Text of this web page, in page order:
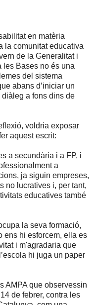
en matèria
la comunitat educativa
de la Generalitat i
les Bases no és una
del sistema
abans d’iniciar un
a fons dins de
voldria exposar
aquest escrit:
a secundària i a FP, i
a
ja siguin empreses,
no lucratives i, per tant,
educatives també
la seva formació,
ens hi esforcem, ella es
i m'agradaria que
hi juga un paper
AMPA que observessin
de febrer, contra les